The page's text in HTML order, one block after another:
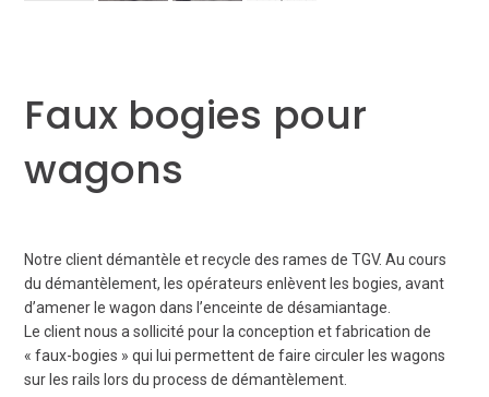
Faux bogies pour
wagons
Notre client démantèle et recycle des rames de TGV. Au cours
du démantèlement, les opérateurs enlèvent les bogies, avant
d’amener le wagon dans l’enceinte de désamiantage.
Le client nous a sollicité pour la conception et fabrication de
« faux-bogies » qui lui permettent de faire circuler les wagons
sur les rails lors du process de démantèlement.